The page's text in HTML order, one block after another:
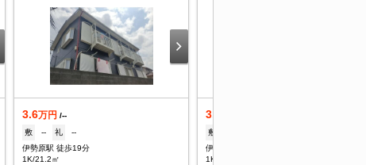
3.6万円 /--
敷
-- 礼
--
伊勢原駅 徒歩19分
1K/21.2㎡
3.6
敷
伊勢原駅 徒歩18分
1K/21.2㎡